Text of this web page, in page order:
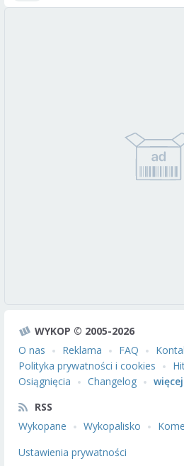
WYKOP © 2005-2026
O nas
Reklama FAQ
Polityka prywatności i cookies
Osiągnięcia
Changelog
więcej
RSS
Wykopane
Wykopalisko
Ustawienia prywatności